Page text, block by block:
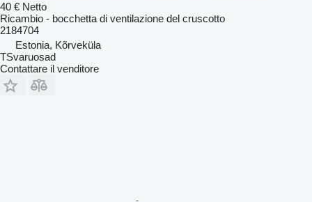
40 € Netto
Ricambio - bocchetta di ventilazione del cruscotto
2184704
Estonia, Kõrveküla
TSvaruosad
Contattare il venditore